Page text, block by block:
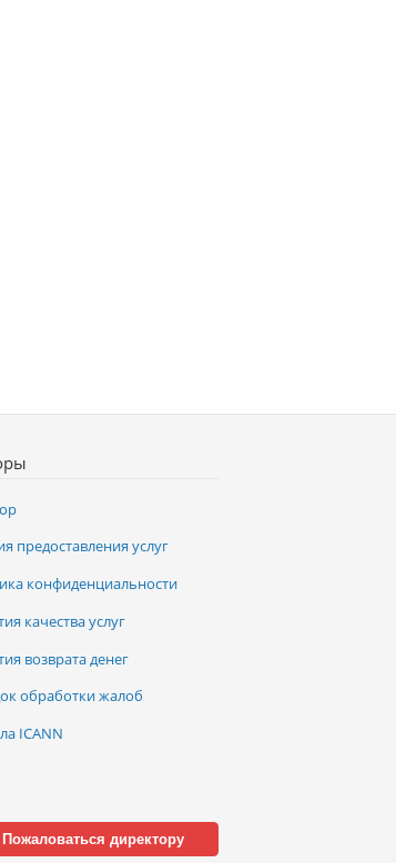
предоставления услуг
конфиденциальности
качества услуг
возврата денег
обработки жалоб
ICANN
директору